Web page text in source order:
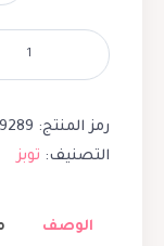
رمز المنتج:
التصنيف: توبز
الوصف